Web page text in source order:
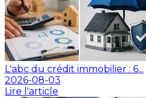
L'abc du crédit immobilier : 6...
2026-08-03
Lire l'article